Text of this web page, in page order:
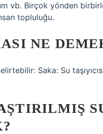
vb. Birçok yönden
topluluğu.
NE
Saka: Su